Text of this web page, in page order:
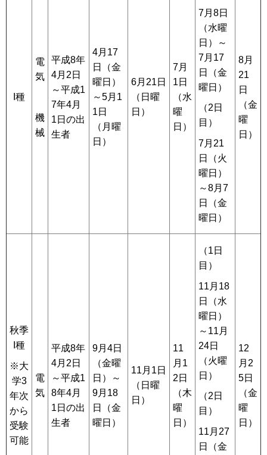
I種
電
気
機
械
平成8年
4月2日
～平成1
7年4月
1日の出
生者
4月17
日（金
曜日）
～5月1
1日
（月曜
日）
6月21日
（日曜
日）
7月
1日
（水
曜
日）
7月8日
（水曜
日）～
7月17
日（金
曜日）
（2日
目）
7月21
日（火
曜日）
～8月7
日（金
曜日）
8月
21
日
（金
曜
日）
秋季
I種
※大
学3
年次
から
受験
可能
電
気
平成8年
4月2日
～平成1
8年4月
1日の出
生者
9月4日
（金曜
日）～
9月18
日（金
曜日）
11月1日
（日曜
日）
11
月1
2日
（木
曜
日）
（1日
目）
11月18
日（水
曜日）
～11月
24日
（火曜
日）
（2日
目）
11月27
日（金
12
月2
5日
（金
曜
日）